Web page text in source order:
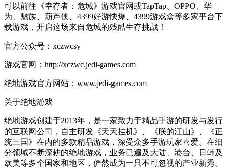
可以前往《幸存者：危城》游戏官网或TapTap、OPPO、华
为、魅族、葫芦侠、4399好游快爆、4399游戏盒等多家平台下
载游戏，开启这场来自危城的残酷生存挑战！
官方公众号：xczwcsy
游戏官网：http://xczwc.jedi-games.com
绝地游戏官方网站：www.jedi-games.com
关于绝地游戏
绝地游戏创建于2013年，是一家致力于精品手游的研发与发行
的互联网公司，自主研发《天天挂机》、《朕的江山》、《正
统三国》在内的多款精品游戏，深受众多手游玩家喜爱。在细
分领域不断深耕的绝地游戏，业务已遍及大陆、港台、日韩及
欧美等多个国家和地区，俨然成为一只不可忽视的产业新秀。